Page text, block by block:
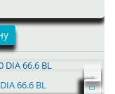
66.6 BL